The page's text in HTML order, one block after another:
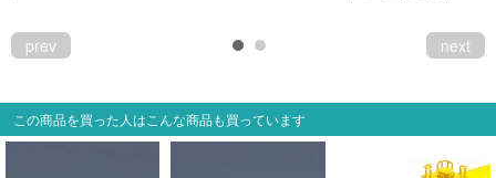
prev next
この商品を買った人はこんな商品も買っています